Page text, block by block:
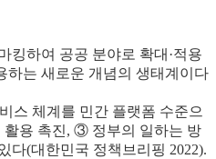
킹하여 공공 분야로 확대·적용
하는 새로운 개념의 생태계이다
스 체계를 민간 플랫폼 수준으
활용 촉진, ③ 정부의 일하는 방
다(대한민국 정책브리핑 2022).